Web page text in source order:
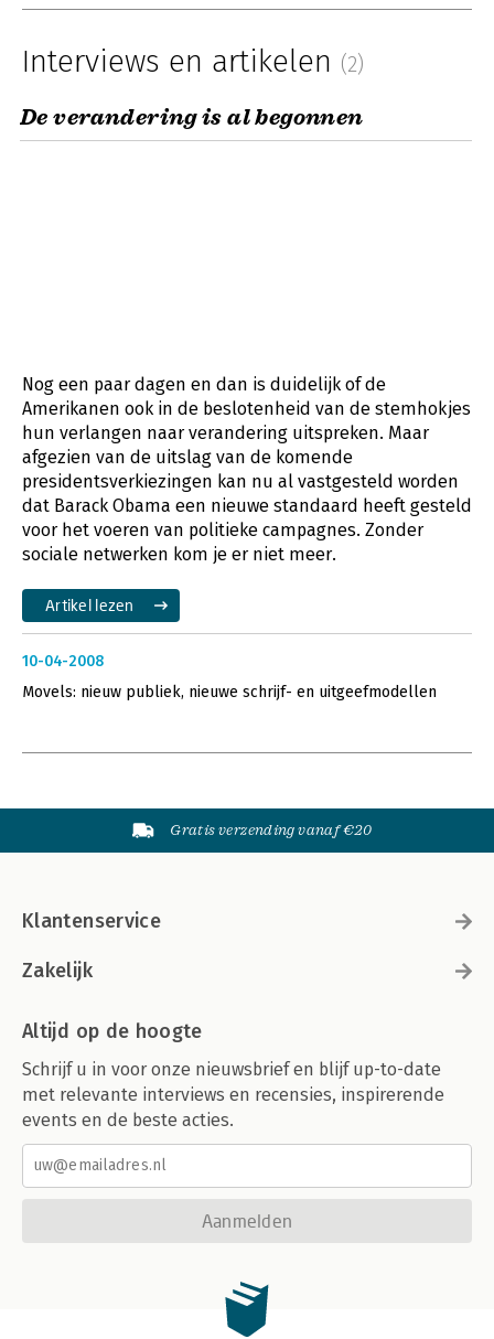
Interviews en artikelen (2)
De verandering is al begonnen
Nog een paar dagen en dan is duidelijk of de
Amerikanen ook in de beslotenheid van de stemhokjes
hun verlangen naar verandering uitspreken. Maar
afgezien van de uitslag van de komende
presidentsverkiezingen kan nu al vastgesteld worden
dat Barack Obama een nieuwe standaard heeft gesteld
voor het voeren van politieke campagnes. Zonder
sociale netwerken kom je er niet meer.
Artikel lezen
10-04-2008
Movels: nieuw publiek, nieuwe schrijf- en uitgeefmodellen
Gratis verzending vanaf €20
Klantenservice
Zakelijk
Altijd op de hoogte
Schrijf u in voor onze nieuwsbrief en blijf up-to-date
met relevante interviews en recensies, inspirerende
events en de beste acties.
Aanmelden